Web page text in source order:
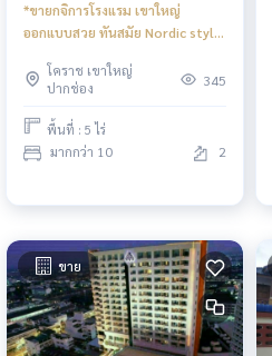
*ขายกจิการโรงแรม เขาใหญ่
ออกแบบสวย ทันสมัย Nordic style
อนุญาตก่อสร้าง และใบประกอบ
ธุรกิจโรงแรม เขาใหญ่ นครราชสีมา
โคราช เขาใหญ่
ปากช่อง
345
พื้นที่ : 5 ไร่
มากกว่า 10 2
ขาย